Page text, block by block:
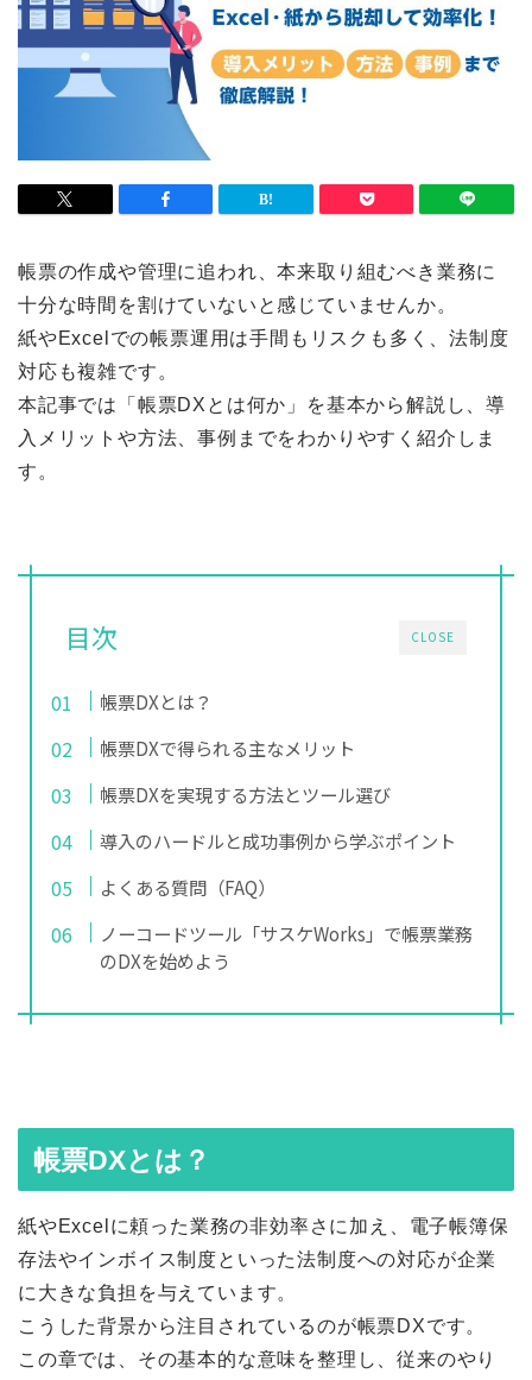
帳票の作成や管理に追われ、本来取り組むべき業務に
十分な時間を割けていないと感じていませんか。
紙やExcelでの帳票運用は手間もリスクも多く、法制度
対応も複雑です。
本記事では「帳票DXとは何か」を基本から解説し、導
入メリットや方法、事例までをわかりやすく紹介しま
す。
CLOSE
目次
帳票DXとは？
帳票DXで得られる主なメリット
帳票DXを実現する方法とツール選び
導入のハードルと成功事例から学ぶポイント
よくある質問（FAQ）
ノーコードツール「サスケWorks」で帳票業務
のDXを始めよう
帳票DXとは？
紙やExcelに頼った業務の非効率さに加え、電子帳簿保
存法やインボイス制度といった法制度への対応が企業
に大きな負担を与えています。
こうした背景から注目されているのが帳票DXです。
この章では、その基本的な意味を整理し、従来のやり